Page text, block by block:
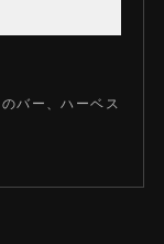
バー、ハーベス